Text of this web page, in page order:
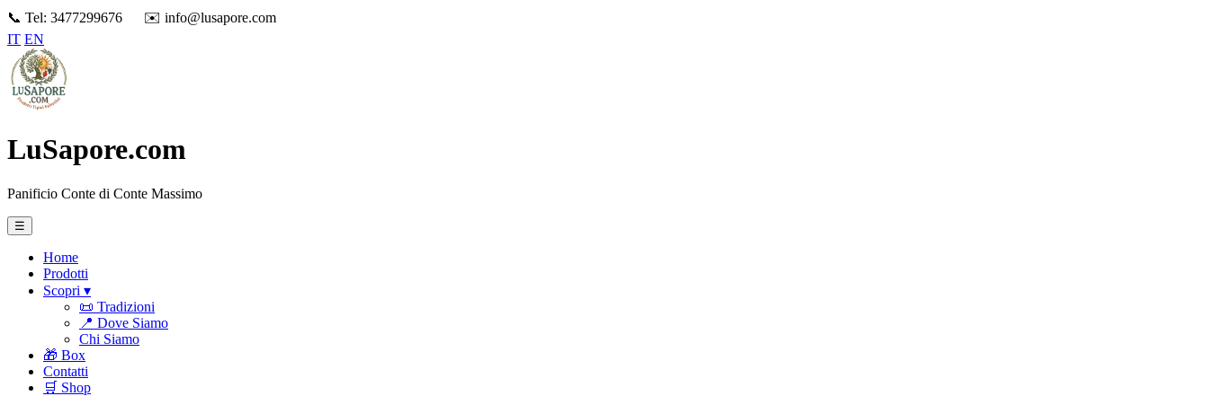
📞 Tel: 3477299676
✉️ info@lusapore.com
IT EN
LuSapore.com
Panificio Conte di Conte Massimo
☰
Home
Prodotti
Scopri ▾
📜 Tradizioni
📍 Dove Siamo
Chi Siamo
🎁 Box
Contatti
🛒 Shop